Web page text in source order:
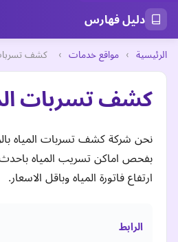
دليل فهارس
الرئيسية › مواقع خدمات › كشف
كشف تسربات
نحن شركة كشف تسربات المياه
بفحص اماكن تسريب المياه
ارتفاع فاتورة المياه وباقل الاسعار.
الرابط